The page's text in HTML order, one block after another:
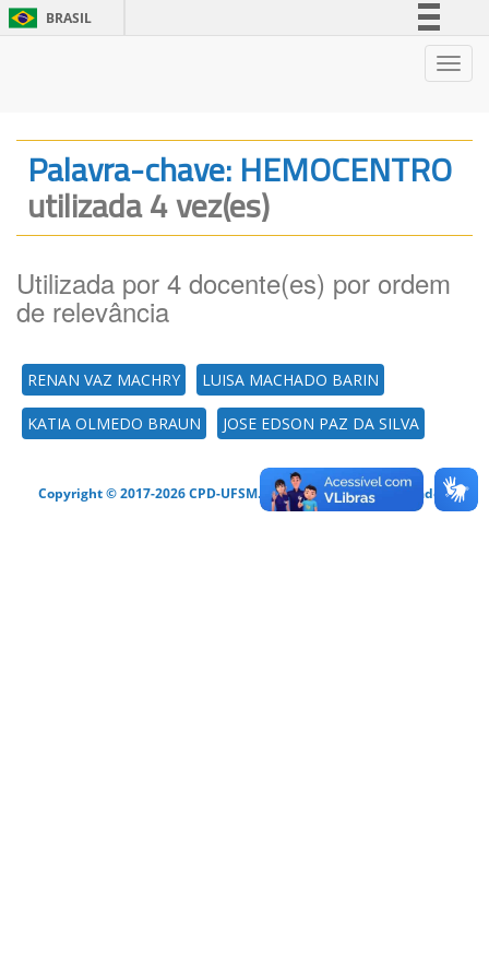
BRASIL
Legislação
Palavra-chave: HEMOCENTRO
utilizada 4 vez(es)
Utilizada por 4 docente(es) por ordem
de relevância
RENAN VAZ MACHRY LUISA MACHADO BARIN
KATIA OLMEDO BRAUN JOSE EDSON PAZ DA SILVA
Copyright © 2017-2026 CPD-UFSM. Todos os direitos reservados.